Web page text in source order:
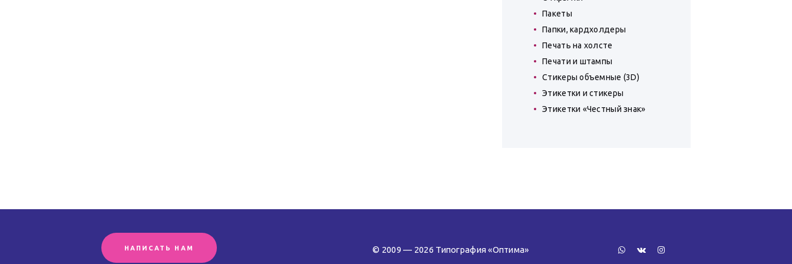
Пакеты
Папки, кардхолдеры
Печать на холсте
Печати и штампы
Стикеры объемные (3D)
Этикетки и стикеры
Этикетки «Честный знак»
НАПИСАТЬ НАМ © 2009 — 2026 Типография «Оптима»